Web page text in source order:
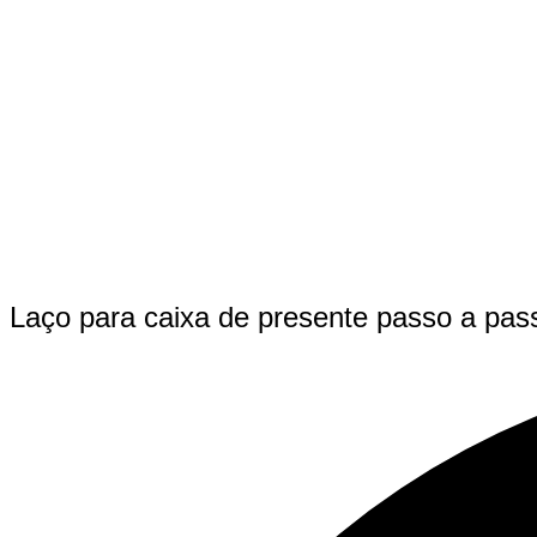
Laço para caixa de presente passo a